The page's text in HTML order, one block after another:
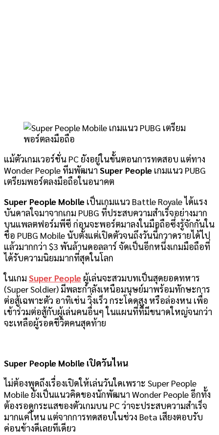
แม้ตัวเกมเวอร์ชั่น PC ยังอยู่ในขั้นตอนการทดสอบ แต่ทาง
Wonder People ทีมพัฒนา Super People เกมแนว PUBG
เตรียมพอร์ตลงมือถือในอนาคต
Super People Mobile เป็นเกมแนว Battle Royale ได้แรง
บันดาลใจมาจากเกม PUBG ที่ประสบความสำเร็จอย่างมาก
บนแพลตฟอร์มพีซี ก่อนจะพอร์ตมาลงในมือถือซึ่งรู้จักกันใน
ชื่อ PUBG Mobile นับตั้งแต่เปิดตัวจนถึงวันนี้กวาดรายได้ไป
แล้วมากกว่า $3 พันล้านดอลลาร์ จัดเป็นอีกหนึ่งเกมมือถือที่
ได้รับความนิยมมากที่สุดในโลก
ในเกม Super People ผู้เล่นจะสวมบทเป็นสุดยอดทหาร
(Super Soldier) มีพละกำลังเหนือมนุษย์มาพร้อมทักษะการ
ต่อสู้เฉพาะตัว อาทิเช่น วิ่งเร็ว กระโดดสูง หรือล่องหน เพื่อ
เข้าร่วมต่อสู้กับผู้เล่นคนอื่นๆ ในแผนที่ที่มีขนาดใหญ่จนกว่า
จะเหลือผู้รอดชีวิตคนสุดท้าย
Super People Mobile เปิดวันไหน
ไม่ต้องพูดถึงเรื่องเปิดให้เล่นวันใดเพราะ Super People
Mobile ยังเป็นแนวคิดของนักพัฒนา Wonder People อีกทั้ง
ต้องรอดูกระแสของตัวเกมบน PC ว่าจะประสบความสำเร็จ
มากแค่ไหน แต่จากการทดสอบในช่วง Beta เสียงตอบรับ
ค่อนข้างดีเลยทีเดียว